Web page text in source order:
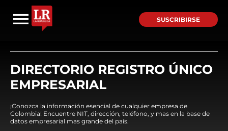
SUSCRIBIRSE
DIRECTORIO REGISTRO ÚNICO
EMPRESARIAL
¡Conozca la información esencial de cualquier empresa de
Colombia! Encuentre NIT, dirección, teléfono, y mas en la base de
datos empresarial mas grande del país.